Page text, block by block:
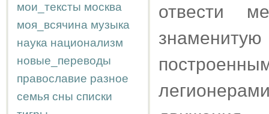
мои_тексты москва
моя_всячина музыка
наука национализм
новые_переводы
православие разное
семья сны списки
отвести